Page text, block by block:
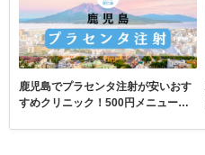
鹿児島でプラセンタ注射が安いおす
すめクリニック！500円メニューあ